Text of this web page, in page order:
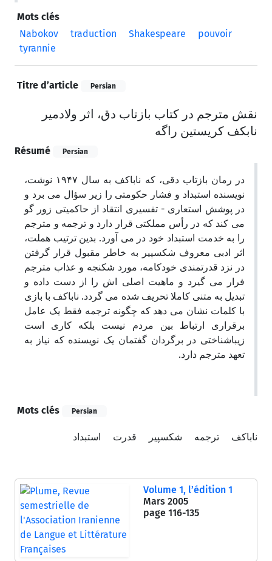
Mots clés
Nabokov
traduction Shakespeare
pouvoir
tyrannie
Titre d’article Persian
نقش مترجم در کتاب بازتاب دق، اثر ولادمیر
نابکف کریستین راگه
Résumé Persian
در رمان بازتاب دقی، که ناباکف به سال ۱۹۴۷ نوشت،
نویسنده استبداد و فشار حکومتی را زیر سؤال می برد و
در پوشش استعاری - تفسیری انتقاد از حاکمیتی زور گو
می کند که در رأس مملکتی قرار دارد و ترجمه و مترجم
را به خدمت استبداد خود در می آورد. بدین ترتیب هملت،
اثر ادبی معروف شکسپیر به خاطر مقبول قرار گرفتن
در نزد قدرتمندی خودکامه، مورد شکنجه و عذاب مترجم
فرار می گیرد و ماهیت اصلی اش را از دست داده و
تبدیل به متنی کاملا تحریف شده می گردد. ناباکف با بازی
با کلمات نشان می دهد که چگونه ترجمه فقط یک عامل
برقراری ارتباط بین مردم نیست بلکه کاری است
زیباشناختی در برگردان گفتمان یک نویسنده که نیاز به
تعهد مترجم دارد.
Mots clés Persian
ناباکف ترجمه شکسپیر قدرت استبداد
Volume 1, l’édition 1
Mars 2005
page 116-135